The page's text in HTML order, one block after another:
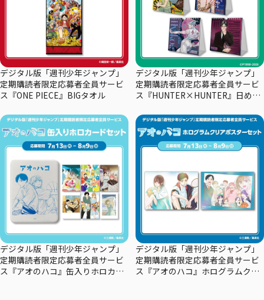
デジタル版「週刊少年ジャンプ」
定期購読者限定応募者全員サービ
ス『ONE PIECE』BIGタオル
デジタル版「週刊少年ジャンプ」
定期購読者限定応募者全員サービ
ス『HUNTER×HUNTER』日めく
デジタル版「週刊少年ジャンプ」
定期購読者限定応募者全員サービ
ス『アオのハコ』缶入りホロカー
デジタル版「週刊少年ジャンプ」
定期購読者限定応募者全員サービ
ス『アオのハコ』ホログラムクリ